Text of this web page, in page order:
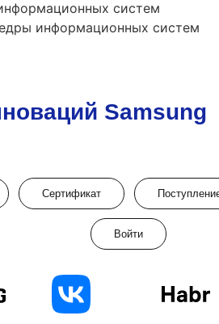
систем
информационных систем
Samsung
Сертификат
Войти